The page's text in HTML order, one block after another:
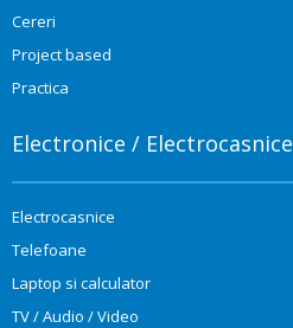
Cereri
Project based
Practica
Electronice / Electrocasnice
Electrocasnice
Telefoane
Laptop si calculator
TV / Audio / Video